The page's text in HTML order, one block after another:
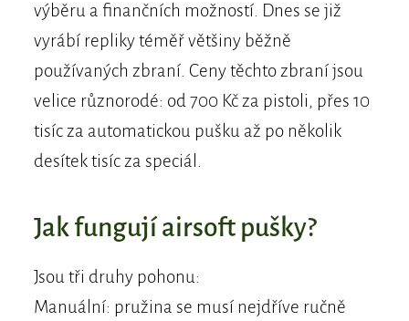
výběru a finančních možností. Dnes se již
vyrábí repliky téměř většiny běžně
používaných zbraní. Ceny těchto zbraní jsou
velice různorodé: od 700 Kč za pistoli, přes 10
tisíc za automatickou pušku až po několik
desítek tisíc za speciál.
Jak fungují airsoft pušky?
Jsou tři druhy pohonu:
Manuální: pružina se musí nejdříve ručně